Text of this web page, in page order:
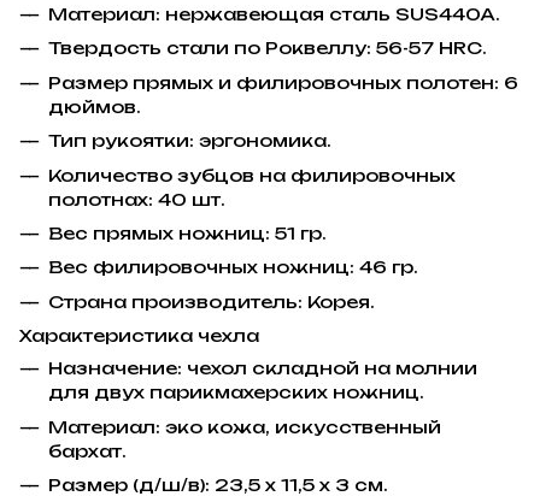
Материал: нержавеющая сталь SUS440A.
Твердость стали по Роквеллу: 56-57 HRC.
Размер прямых и филировочных полотен: 6
дюймов.
Тип рукоятки: эргономика.
Количество зубцов на филировочных
полотнах: 40 шт.
Вес прямых ножниц: 51 гр.
Вес филировочных ножниц: 46 гр.
Страна производитель: Корея.
Характеристика чехла
Назначение: чехол складной на молнии
для двух парикмахерских ножниц.
Материал: эко кожа, искусственный
бархат.
Размер (д/ш/в): 23,5 х 11,5 х 3 см.